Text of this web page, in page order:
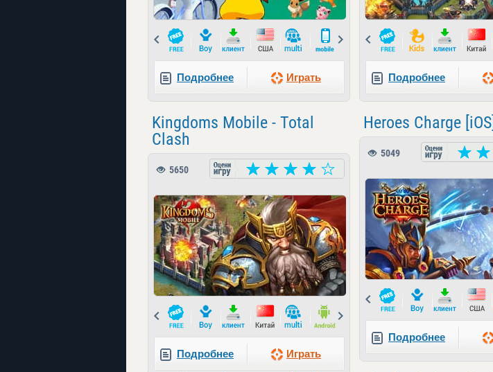
Prev
Подробнее Играть
Prev
Подробнее
Kingdoms Mobile - Total
Clash
5650
Prev
Подробнее Играть
Heroes Charge [iOS]
5049
Prev
Подробнее